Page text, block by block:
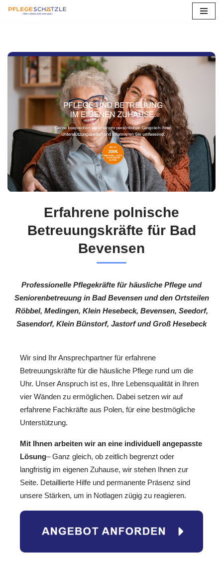
springen
Erfahrene polnische
Betreuungskräfte für Bad
Bevensen
Professionelle Pflegekräfte für häusliche Pflege und
Seniorenbetreuung in Bad Bevensen und den Ortsteilen
Röbbel, Medingen, Klein Hesebeck, Bevensen, Seedorf,
Sasendorf, Klein Bünstorf, Jastorf und Groß Hesebeck
Wir sind Ihr Ansprechpartner für erfahrene
Betreuungskräfte für die häusliche Pflege rund um die
Uhr. Unser Anspruch ist es, Ihre Lebensqualität in Ihren
vier Wänden zu ermöglichen. Dabei setzen wir auf
erfahrene Fachkräfte aus Polen, für eine bestmögliche
Unterstützung.
Mit Ihnen arbeiten wir an eine individuell angepasste
Lösung– Ganz gleich, ob zeitlich begrenzt oder
langfristig im eigenen Zuhause, wir stehen Ihnen zur
Seite. Detaillierte Hilfe und permanente Präsenz sind
unsere Stärken, um in Notlagen zügig zu reagieren.